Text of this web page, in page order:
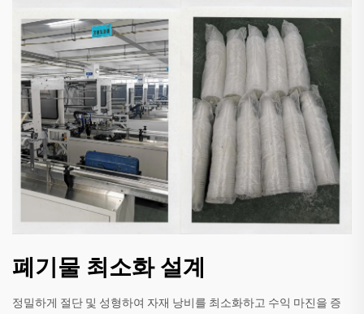
폐기물 최소화 설계
정밀하게 절단 및 성형하여 자재 낭비를 최소화하고 수익 마진을 증